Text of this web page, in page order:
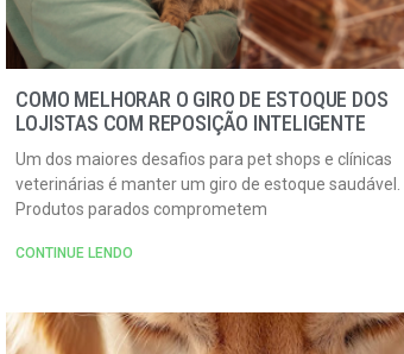
COMO MELHORAR O GIRO DE ESTOQUE DOS
LOJISTAS COM REPOSIÇÃO INTELIGENTE
Um dos maiores desafios para pet shops e clínicas
veterinárias é manter um giro de estoque saudável.
Produtos parados comprometem
CONTINUE LENDO